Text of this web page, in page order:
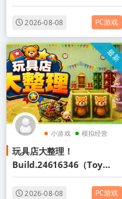
er in Forgotten Lands）免
安装中文版
2026-08-08 PC游戏
最新
小游戏 模拟经营
生物收集
玩具店大整理！
Build.24616346（Toy
Shop Tidy Up）免安装中文
版 2026-08-08 PC游戏